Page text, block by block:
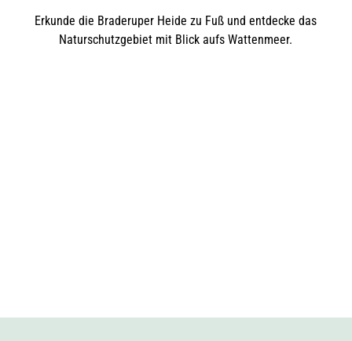
Erkunde die Braderuper Heide zu Fuß und entdecke das
Naturschutzgebiet mit Blick aufs Wattenmeer.